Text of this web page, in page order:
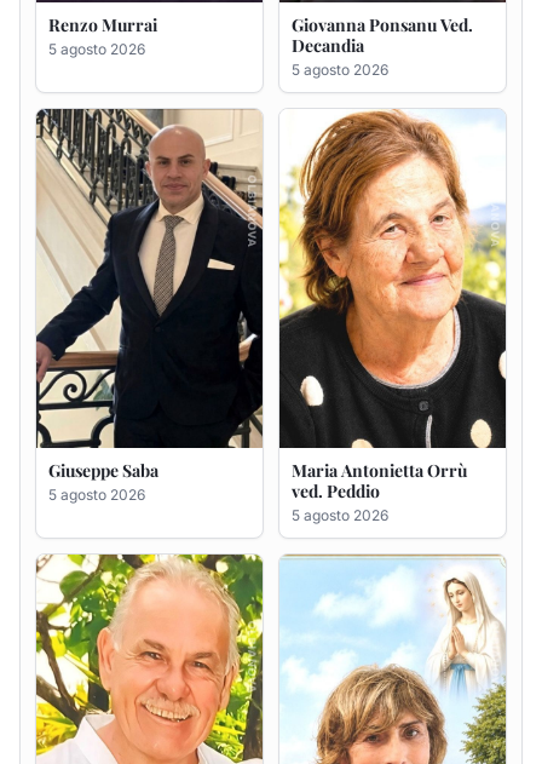
Renzo Murrai
5 agosto 2026
Giovanna Ponsanu Ved.
Decandia
5 agosto 2026
Giuseppe Saba
5 agosto 2026
Maria Antonietta Orrù
ved. Peddio
5 agosto 2026